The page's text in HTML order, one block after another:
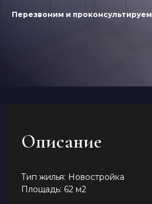
Перезвоним и проконсультируем
Описание
Тип жилья: Новостройка
Площадь: 62 м2